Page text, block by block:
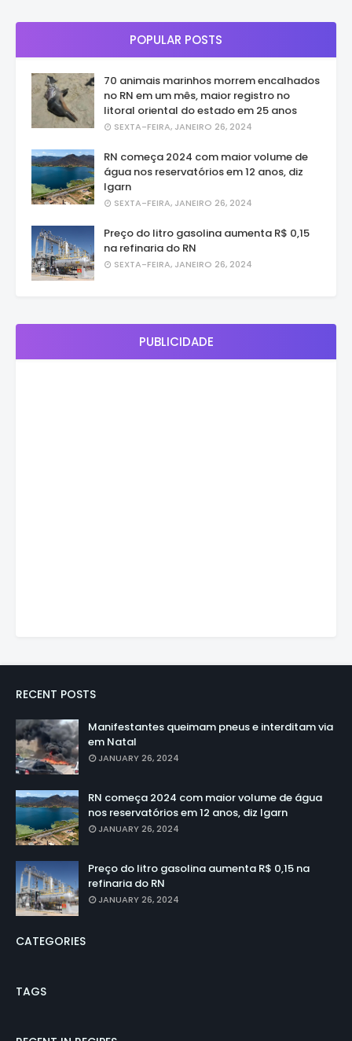
POPULAR POSTS
70 animais marinhos morrem encalhados
no RN em um mês, maior registro no
litoral oriental do estado em 25 anos
SEXTA-FEIRA, JANEIRO 26, 2024
RN começa 2024 com maior volume de
água nos reservatórios em 12 anos, diz
Igarn
SEXTA-FEIRA, JANEIRO 26, 2024
Preço do litro gasolina aumenta R$ 0,15
na refinaria do RN
SEXTA-FEIRA, JANEIRO 26, 2024
PUBLICIDADE
RECENT POSTS
Manifestantes queimam pneus e interditam via
em Natal
JANUARY 26, 2024
RN começa 2024 com maior volume de água
nos reservatórios em 12 anos, diz Igarn
JANUARY 26, 2024
Preço do litro gasolina aumenta R$ 0,15 na
refinaria do RN
JANUARY 26, 2024
CATEGORIES
TAGS